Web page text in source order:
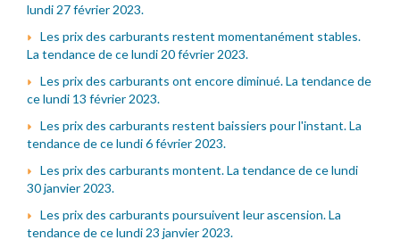
lundi 27 février 2023.
Les prix des carburants restent momentanément stables.
La tendance de ce lundi 20 février 2023.
Les prix des carburants ont encore diminué. La tendance de
ce lundi 13 février 2023.
Les prix des carburants restent baissiers pour l'instant. La
tendance de ce lundi 6 février 2023.
Les prix des carburants montent. La tendance de ce lundi
30 janvier 2023.
Les prix des carburants poursuivent leur ascension. La
tendance de ce lundi 23 janvier 2023.